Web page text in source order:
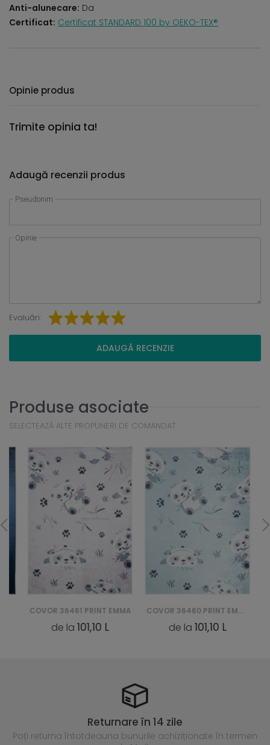
Anti-alunecare: Da
Certificat: Certificat STANDARD 100 by OEKO-TEX®
Opinie produs
Trimite opinia ta!
Adaugă recenzii produs
Pseudonim
Opinie
Evaluări:
ADAUGĂ RECENZIE
Produse asociate
SELECTEAZĂ ALTE PROPUNERI DE COMANDAT
COVOR 36461 PRINT EMMA
de la101,10 L
COVOR 36460 PRINT EMMA
de la101,10 L
Returnare în 14 zile
Poți returna întotdeauna bunurile achiziționate în termen